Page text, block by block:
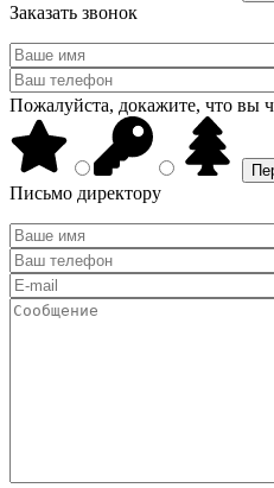
Заказать звонок
Пожалуйста, докажите, что вы
Письмо директору